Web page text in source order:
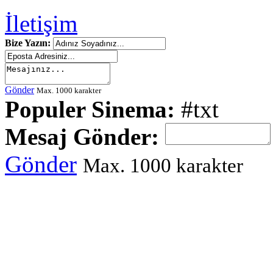
İletişim
Bize Yazın:
Gönder Max. 1000 karakter
Populer Sinema: #txt
Mesaj Gönder:
Gönder Max. 1000 karakter